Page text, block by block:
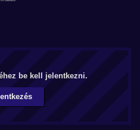
be kell jelentkezni.